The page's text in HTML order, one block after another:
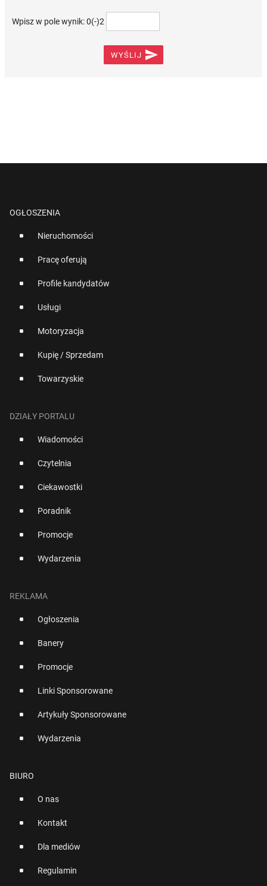
Wpisz w pole wynik: 0(-)2
WYŚLIJ 
OGŁOSZENIA
Nieruchomości
Pracę oferują
Profile kandydatów
Usługi
Motoryzacja
Kupię / Sprzedam
Towarzyskie
DZIAŁY PORTALU
Wiadomości
Czytelnia
Ciekawostki
Poradnik
Promocje
Wydarzenia
REKLAMA
Ogłoszenia
Banery
Promocje
Linki Sponsorowane
Artykuły Sponsorowane
Wydarzenia
BIURO
O nas
Kontakt
Dla mediów
Regulamin